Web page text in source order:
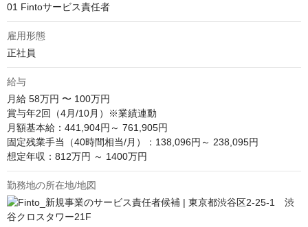
01 Fintoサービス責任者
雇用形態
正社員
給与
月給 58万円 〜 100万円
賞与年2回（4月/10月）※業績連動
月額基本給：441,904円～ 761,905円
固定残業手当（40時間相当/月）：138,096円～ 238,095円
想定年収：812万円 ～ 1400万円
勤務地の所在地/地図